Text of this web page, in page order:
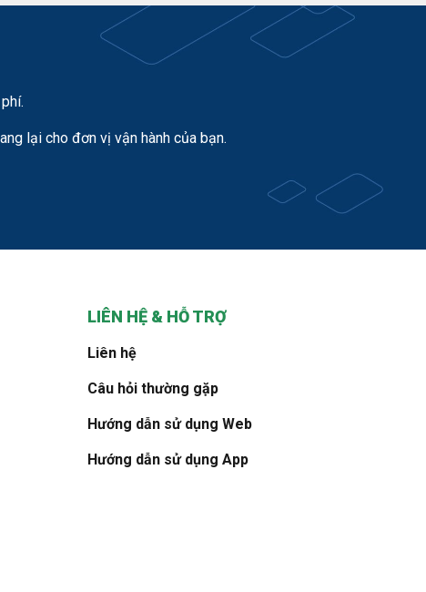
lại cho đơn vị vận hành của bạn.
LIÊN HỆ & HỖ TRỢ
Liên hệ
Câu hỏi thường gặp
Hướng dẫn sử dụng Web
Hướng dẫn sử dụng App